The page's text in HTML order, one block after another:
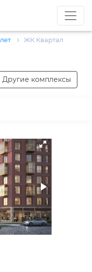
ЖК Квартал
Другие комплексы